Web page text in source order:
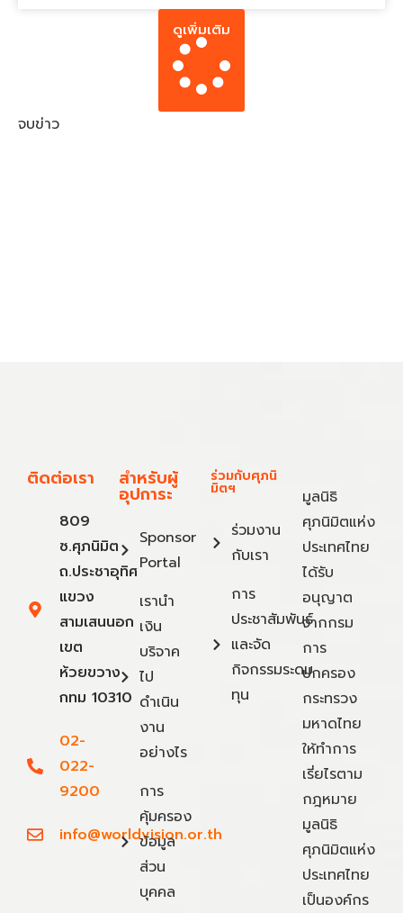
ดูเพิ่มเติม
จบข่าว
ติดต่อเรา
809
ซ.ศุภนิมิต
ถ.ประชาอุทิศ
แขวง
สามเสนนอก
เขต
ห้วยขวาง
กทม 10310
02-
022-
9200
info@worldvision.or.th
สำหรับผู้
อุปการะ
Sponsor
Portal
เรานำ
เงิน
บริจาค
ไป
ดำเนิน
งาน
อย่างไร
การ
คุ้มครอง
ข้อมูล
ส่วน
บุคคล
ร่วมกับศุภนิ
มิตฯ
ร่วมงาน
กับเรา
การ
ประชาสัมพันธ์
และจัด
กิจกรรมระดม
ทุน
มูลนิธิ
ศุภนิมิตแห่ง
ประเทศไทย
ได้รับ
อนุญาต
จากกรม
การ
ปกครอง
กระทรวง
มหาดไทย
ให้ทำการ
เรี่ยไรตาม
กฎหมาย
มูลนิธิ
ศุภนิมิตแห่ง
ประเทศไทย
เป็นองค์กร